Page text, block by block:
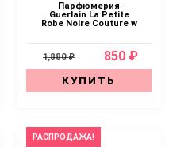
Парфюмерия
Guerlain La Petite
Robe Noire Couture w
1,880 ₽ 850 ₽
КУПИТЬ
РАСПРОДАЖА!